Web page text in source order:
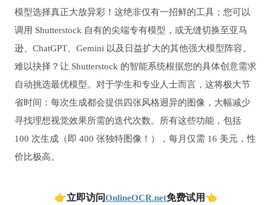
模型选择真正大放异彩！这绝非仅有一招鲜的工具；您可以
调用 Shutterstock 自有的尖端专有模型，或无缝切换至亚马
逊、ChatGPT、Gemini 以及日益扩大的其他强大模型阵容。
难以抉择？让 Shutterstock 的智能系统根据您的具体创意需求
自动挑选最优模型。对于学生和专业人士而言，这将极大节
省时间：每次生成都会提供四张风格迥异的图像，大幅减少
寻找理想视觉效果所需的迭代次数。所有这些功能，包括
100 次生成（即 400 张独特图像！），每月仅需 16 美元，性
价比极高。
👉立即访问OnlineOCR.net免费试用👈